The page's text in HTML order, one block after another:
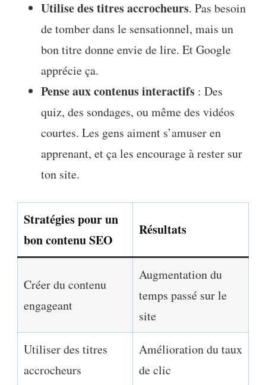
Utilise des titres accrocheurs. Pas besoin
de tomber dans le sensationnel, mais un
bon titre donne envie de lire. Et Google
apprécie ça.
Pense aux contenus interactifs : Des
quiz, des sondages, ou même des vidéos
courtes. Les gens aiment s’amuser en
apprenant, et ça les encourage à rester sur
ton site.
Stratégies pour un
bon contenu SEO
Résultats
Créer du contenu
engageant
Augmentation du
temps passé sur le
site
Utiliser des titres
accrocheurs
Amélioration du taux
de clic